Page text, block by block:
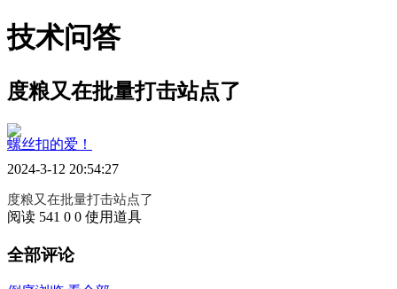
技术问答
度粮又在批量打击站点了
螺丝扣的爱！
2024-3-12 20:54:27
度粮又在批量打击站点了
阅读 541 0 0 使用道具
全部评论